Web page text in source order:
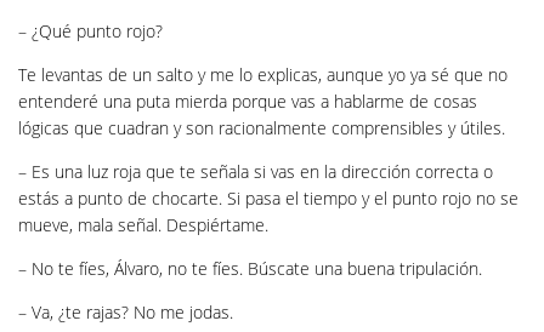
– ¿Qué punto rojo?
Te levantas de un salto y me lo explicas, aunque yo ya sé que no
entenderé una puta mierda porque vas a hablarme de cosas
lógicas que cuadran y son racionalmente comprensibles y útiles.
– Es una luz roja que te señala si vas en la dirección correcta o
estás a punto de chocarte. Si pasa el tiempo y el punto rojo no se
mueve, mala señal. Despiértame.
– No te fíes, Álvaro, no te fíes. Búscate una buena tripulación.
– Va, ¿te rajas? No me jodas.